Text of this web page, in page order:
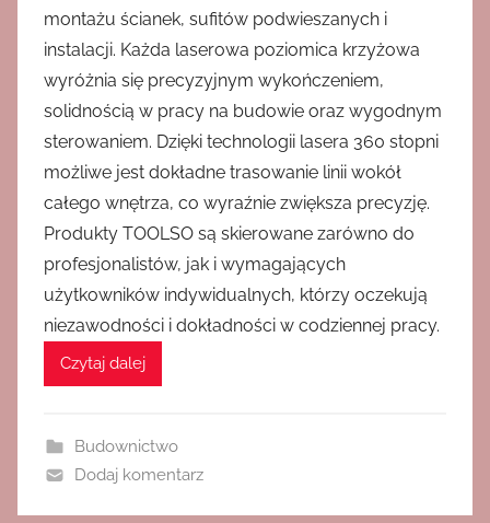
montażu ścianek, sufitów podwieszanych i
instalacji. Każda laserowa poziomica krzyżowa
wyróżnia się precyzyjnym wykończeniem,
solidnością w pracy na budowie oraz wygodnym
sterowaniem. Dzięki technologii lasera 360 stopni
możliwe jest dokładne trasowanie linii wokół
całego wnętrza, co wyraźnie zwiększa precyzję.
Produkty TOOLSO są skierowane zarówno do
profesjonalistów, jak i wymagających
użytkowników indywidualnych, którzy oczekują
niezawodności i dokładności w codziennej pracy.
Czytaj dalej
Budownictwo
Dodaj komentarz